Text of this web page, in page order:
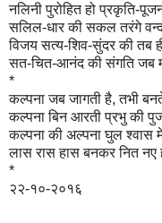
नलिनी पुरोहित हो प्रकृति-
सलिल-धार की सकल तरंगे
विजय सत्य-शिव-सुंदर की तब
सत-चित-आनंद की संगति जब
*
कल्पना जब जागती है, तभी
कल्पना बिन आरती प्रभु की
कल्पना की अल्पना घुल श्वास
लास रास हास बनकर नित नए
*
२२-१०-२०१६